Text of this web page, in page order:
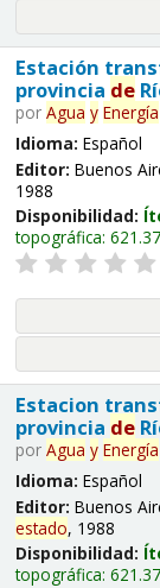
Estación
provincia de
por Agua y Energía
Idioma: Español
Editor: Buenos
1988
Disponibilidad:
topográfica:
Estacion
provincia de
por Agua y Energía
Idioma: Español
Editor: Buenos
estado, 1988
Disponibilidad:
topográfica: